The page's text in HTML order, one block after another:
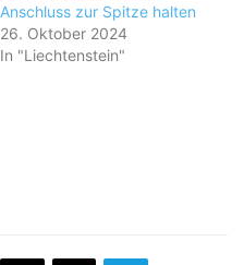
Anschluss zur Spitze halten
26. Oktober 2024
In "Liechtenstein"